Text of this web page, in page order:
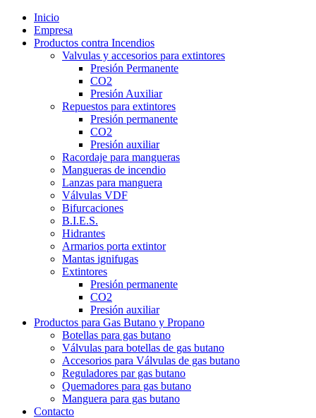
Inicio
Empresa
Productos contra Incendios
Valvulas y accesorios para extintores
Presión Permanente
CO2
Presión Auxiliar
Repuestos para extintores
Presión permanente
CO2
Presión auxiliar
Racordaje para mangueras
Mangueras de incendio
Lanzas para manguera
Válvulas VDF
Bifurcaciones
B.I.E.S.
Hidrantes
Armarios porta extintor
Mantas ignifugas
Extintores
Presión permanente
CO2
Presión auxiliar
Productos para Gas Butano y Propano
Botellas para gas butano
Válvulas para botellas de gas butano
Accesorios para Válvulas de gas butano
Reguladores par gas butano
Quemadores para gas butano
Manguera para gas butano
Contacto